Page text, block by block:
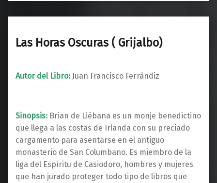
Las Horas Oscuras ( Grijalbo)
Autor del Libro: Juan Francisco Ferrándiz
Sinopsis: Brian de Liébana es un monje benedictino
que llega a las costas de Irlanda con su preciado
cargamento para asentarse en el antiguo
monasterio de San Columbano. Es miembro de la
liga del Espíritu de Casiodoro, hombres y mujeres
que han jurado proteger todo tipo de libros que